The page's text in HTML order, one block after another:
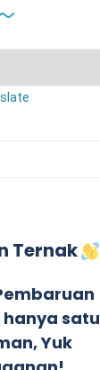
Ternak
satu
Yuk